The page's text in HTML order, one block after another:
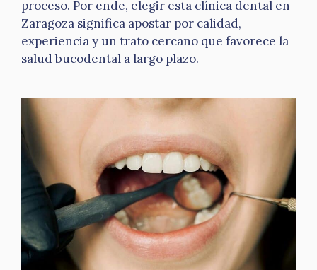
proceso. Por ende, elegir esta clínica dental en
Zaragoza significa apostar por calidad,
experiencia y un trato cercano que favorece la
salud bucodental a largo plazo.